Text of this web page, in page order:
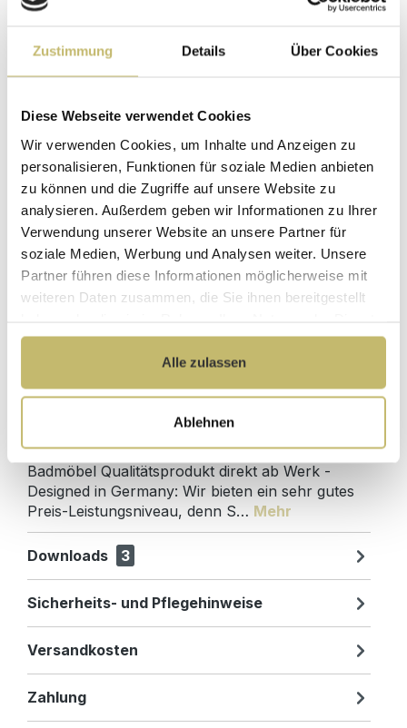
Zustimmung Details Über Cookies
Diese Webseite verwendet Cookies
Wir verwenden Cookies, um Inhalte und Anzeigen zu
personalisieren, Funktionen für soziale Medien anbieten
zu können und die Zugriffe auf unsere Website zu
analysieren. Außerdem geben wir Informationen zu Ihrer
Verwendung unserer Website an unsere Partner für
soziale Medien, Werbung und Analysen weiter. Unsere
Partner führen diese Informationen möglicherweise mit
weiteren Daten zusammen, die Sie ihnen bereitgestellt
gesammelt haben.
Alle zulassen
Ablehnen
Waschtisch-Anschluss Spar-Set
Sofort lieferbar 11.08-13.08.
64,90 €*
In den Warenkorb
Produktdetails
Badmöbel Qualitätsprodukt direkt ab Werk -
Designed in Germany: Wir bieten ein sehr gutes
Preis-Leistungsniveau, denn S… Mehr
Downloads 3
Sicherheits- und Pflegehinweise
Versandkosten
Zahlung